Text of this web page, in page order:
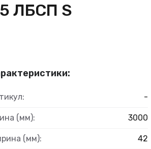
ЛБСП S
-
(мм): 3000
(мм): 42